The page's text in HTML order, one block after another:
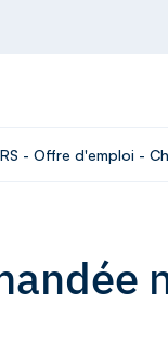
- Offre d'emploi -